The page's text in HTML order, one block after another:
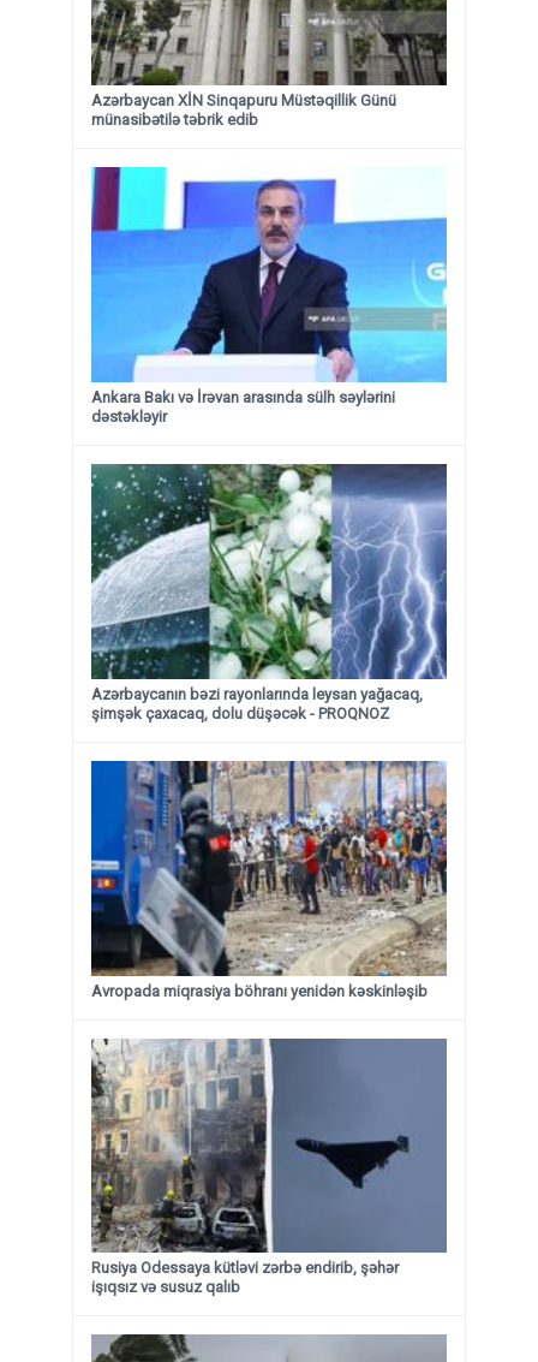
Azərbaycan XİN Sinqapuru Müstəqillik Günü
münasibətilə təbrik edib
Ankara Bakı və İrəvan arasında sülh səylərini
dəstəkləyir
Azərbaycanın bəzi rayonlarında leysan yağacaq,
şimşək çaxacaq, dolu düşəcək - PROQNOZ
Avropada miqrasiya böhranı yenidən kəskinləşib
Rusiya Odessaya kütləvi zərbə endirib, şəhər
işıqsız və susuz qalıb